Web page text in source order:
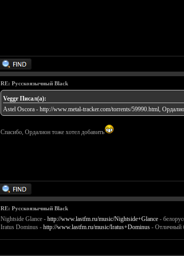
RE: Русскоязычный Black
Veggr Писал(а):
Astel Oscora - http://www.metal-tracker.com/torrents/59990.html,
Спасибо, Ордалион тоже хотел добавить
RE: Русскоязычный Black
Nightside Glance - http://www.lastfm.ru/music/Nightside+Glance-
Iratus Dominus - http://www.lastfm.ru/music/Iratus+Dominus- Отличный